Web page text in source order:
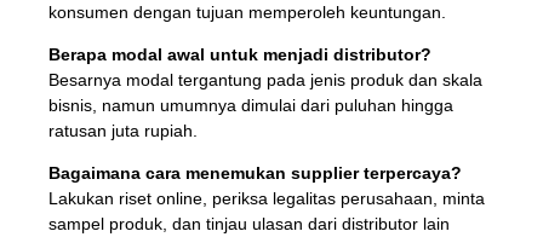
konsumen dengan tujuan memperoleh keuntungan.
Berapa modal awal untuk menjadi distributor?
Besarnya modal tergantung pada jenis produk dan skala
bisnis, namun umumnya dimulai dari puluhan hingga
ratusan juta rupiah.
Bagaimana cara menemukan supplier terpercaya?
Lakukan riset online, periksa legalitas perusahaan, minta
sampel produk, dan tinjau ulasan dari distributor lain